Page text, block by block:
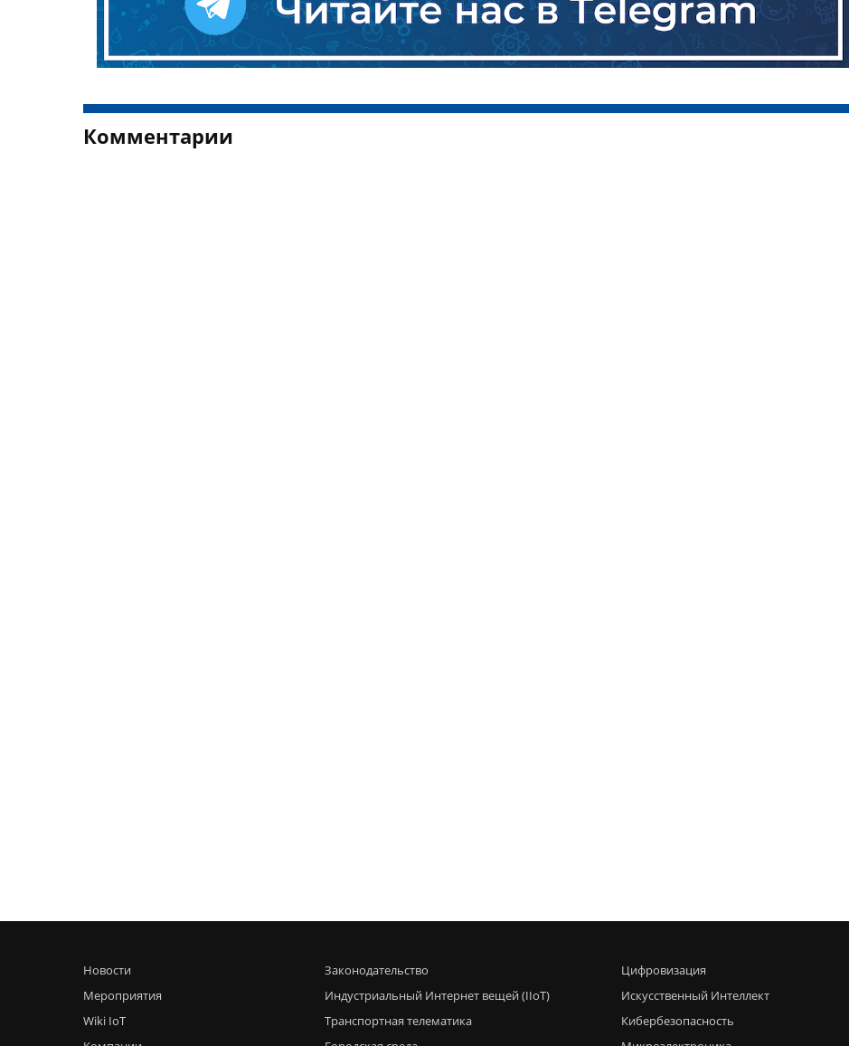
Комментарии
Новости
Мероприятия
Wiki IoT
Законодательство
Индустриальный Интернет вещей (IIoT)
Транспортная телематика
Цифровизация
Искусственный Интеллект
Кибербезопасность